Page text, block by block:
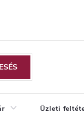
Üzleti